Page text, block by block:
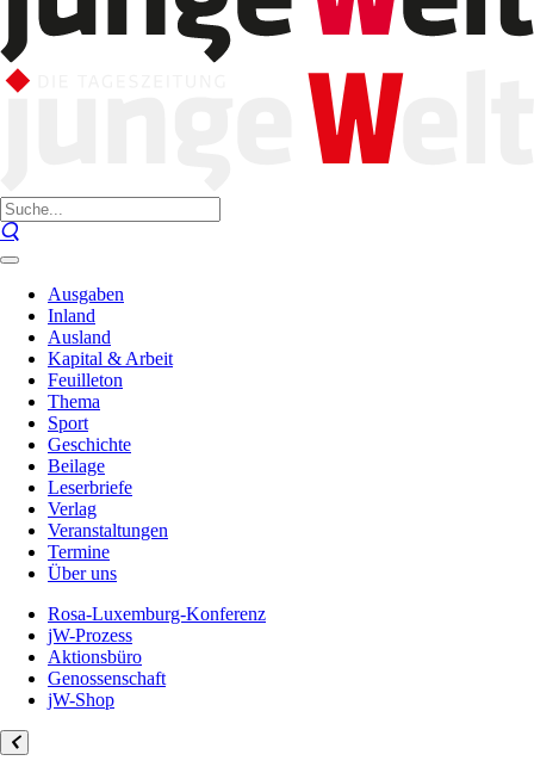
Ausgaben
Inland
Ausland
Kapital & Arbeit
Feuilleton
Thema
Sport
Geschichte
Beilage
Leserbriefe
Verlag
Veranstaltungen
Termine
Über uns
Rosa-Luxemburg-Konferenz
jW-Prozess
Aktionsbüro
Genossenschaft
jW-Shop